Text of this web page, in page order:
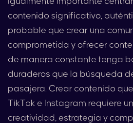
contenido significativo,
probable que crear una
comprometida y ofrecer
de manera constante tenga
duraderos que la búsqueda
pasajera. Crear contenido
TikTok e Instagram requiere
creatividad, estrategia y